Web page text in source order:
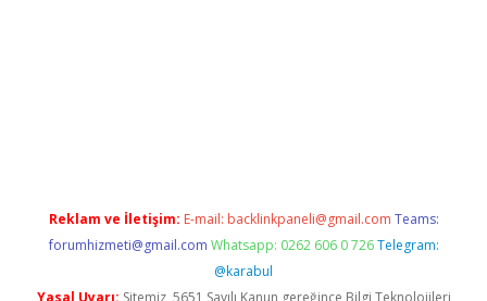
Reklam ve İletişim: E-mail: backlinkpaneli@gmail.com Teams:
forumhizmeti@gmail.com Whatsapp: 0262 606 0 726 Telegram:
@karabul
Yasal Uyarı: Sitemiz, 5651 Sayılı Kanun gereğince Bilgi Teknolojileri